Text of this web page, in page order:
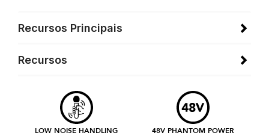
Recursos Principais
Recursos
LOW NOISE HANDLING 48V PHANTOM POWER